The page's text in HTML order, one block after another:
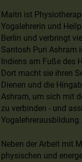
Maitri ist
Yogalehrerin und
Berlin und verbringt
Santosh Puri Ashram
Indiens am Fuße des
Dort macht sie ihren
Dienen und die
Ashram, um sich mit
zu verbinden - und
Yogalehrerausbildung.
Neben der Arbeit mit
physischen und